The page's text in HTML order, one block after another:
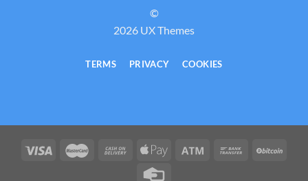
©
2026 UX Themes
TERMS PRIVACY COOKIES